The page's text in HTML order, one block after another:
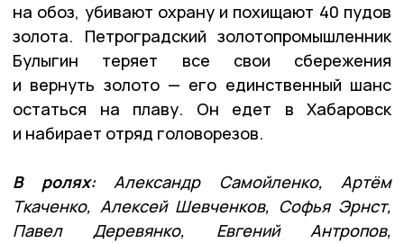
на обоз, убивают охрану и похищают 40 пудов
золота. Петроградский золотопромышленник
Булыгин теряет все свои сбережения
и вернуть золото — его единственный шанс
остаться на плаву. Он едет в Хабаровск
и набирает отряд головорезов.
В ролях:Александр Самойленко, Артём
Ткаченко, Алексей Шевченков, Софья Эрнст,
Павел Деревянко, Евгений Антропов,